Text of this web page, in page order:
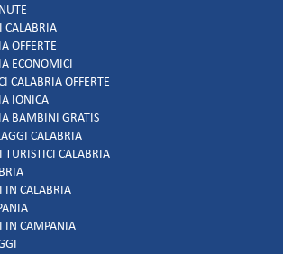
CALABRIA
OFFERTE
ECONOMICI
CALABRIA OFFERTE
IONICA
BAMBINI GRATIS
CALABRIA
TURISTICI CALABRIA
IN CALABRIA
IN CAMPANIA